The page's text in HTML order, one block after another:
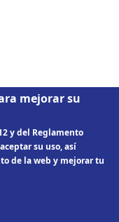
mejorar su
y del Reglamento
su uso, así
de la web y mejorar tu